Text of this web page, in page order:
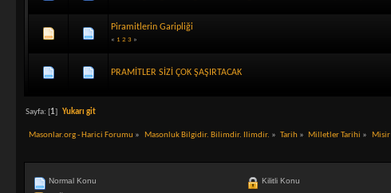
Piramitlerin Garipliği
« 1 2 3 »
PRAMİTLER SİZİ ÇOK ŞAŞIRTACAK
Sayfa: [1]Yukarı git
Masonlar.org - Harici Forumu » Masonluk Bilgidir. Bilimdir. Ilimdir. » Tarih » Milletler Tarihi » Misir
Normal Konu
Kilitli Konu